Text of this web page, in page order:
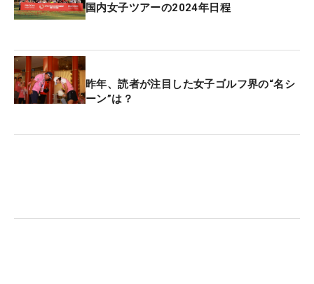
国内女子ツアーの2024年日程
昨年、読者が注目した女子ゴルフ界の“名シ
ーン”は？